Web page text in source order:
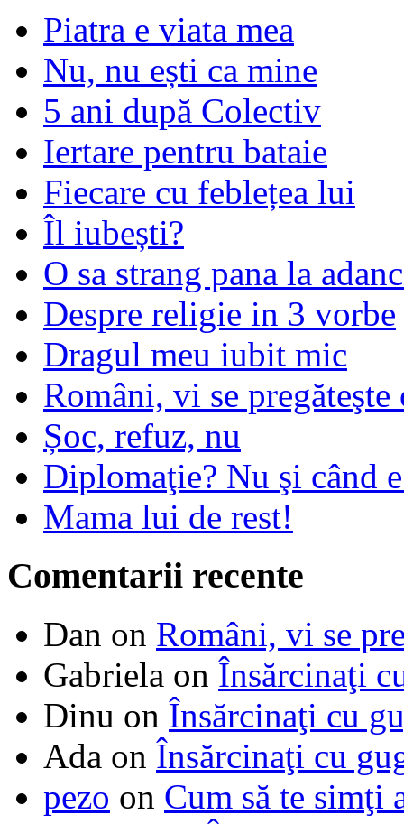
Piatra e viata mea
Nu, nu ești ca mine
5 ani după Colectiv
Iertare pentru bataie
Fiecare cu feblețea lui
Îl iubești?
O sa strang pana la
Despre religie in 3 vorbe
Dragul meu iubit mic
Români, vi se pregăteşte
Șoc, refuz, nu
Diplomaţie? Nu şi când
Mama lui de rest!
Comentarii recente
Dan on Români, vi se
Gabriela on Însărcinaţi
Dinu on Însărcinaţi cu
Ada on Însărcinaţi cu
pezo on Cum să te simţi